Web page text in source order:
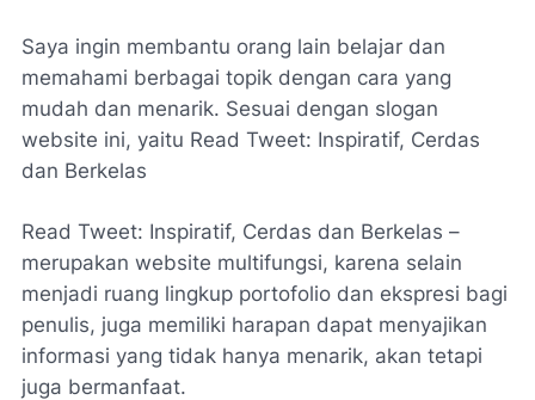
Saya ingin membantu orang lain belajar dan
memahami berbagai topik dengan cara yang
mudah dan menarik. Sesuai dengan slogan
website ini, yaitu Read Tweet: Inspiratif, Cerdas
dan Berkelas
Read Tweet: Inspiratif, Cerdas dan Berkelas –
merupakan website multifungsi, karena selain
menjadi ruang lingkup portofolio dan ekspresi bagi
penulis, juga memiliki harapan dapat menyajikan
informasi yang tidak hanya menarik, akan tetapi
juga bermanfaat.